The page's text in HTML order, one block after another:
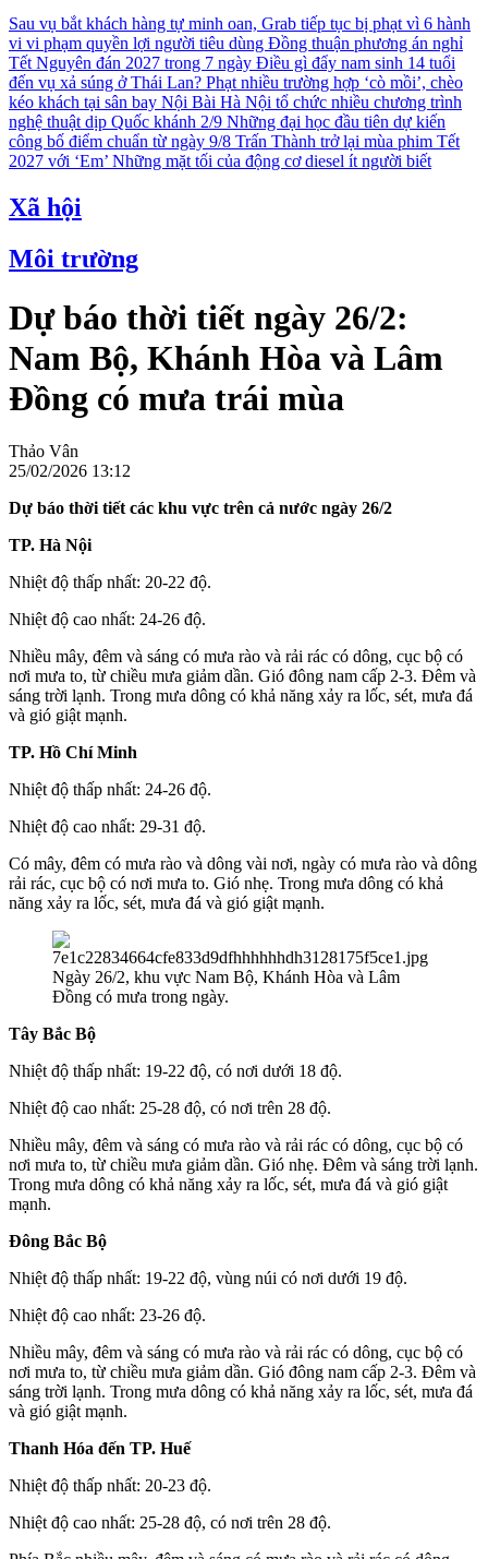
Sau vụ bắt khách hàng tự minh oan, Grab tiếp tục bị phạt vì 6 hành
vi vi phạm quyền lợi người tiêu dùng Đồng thuận phương án nghỉ
Tết Nguyên đán 2027 trong 7 ngày Điều gì đẩy nam sinh 14 tuổi
đến vụ xả súng ở Thái Lan? Phạt nhiều trường hợp ‘cò mồi’, chèo
kéo khách tại sân bay Nội Bài Hà Nội tổ chức nhiều chương trình
nghệ thuật dịp Quốc khánh 2/9 Những đại học đầu tiên dự kiến
công bố điểm chuẩn từ ngày 9/8 Trấn Thành trở lại mùa phim Tết
2027 với ‘Em’ Những mặt tối của động cơ diesel ít người biết
Xã hội
Môi trường
Dự báo thời tiết ngày 26/2:
Nam Bộ, Khánh Hòa và Lâm
Đồng có mưa trái mùa
Thảo Vân
25/02/2026 13:12
Dự báo thời tiết các khu vực trên cả nước ngày 26/2
TP. Hà Nội
Nhiệt độ thấp nhất: 20-22 độ.
Nhiệt độ cao nhất: 24-26 độ.
Nhiều mây, đêm và sáng có mưa rào và rải rác có dông, cục bộ có
nơi mưa to, từ chiều mưa giảm dần. Gió đông nam cấp 2-3. Đêm và
sáng trời lạnh. Trong mưa dông có khả năng xảy ra lốc, sét, mưa đá
và gió giật mạnh.
TP. Hồ Chí Minh
Nhiệt độ thấp nhất: 24-26 độ.
Nhiệt độ cao nhất: 29-31 độ.
Có mây, đêm có mưa rào và dông vài nơi, ngày có mưa rào và dông
rải rác, cục bộ có nơi mưa to. Gió nhẹ. Trong mưa dông có khả
năng xảy ra lốc, sét, mưa đá và gió giật mạnh.
Ngày 26/2, khu vực Nam Bộ, Khánh Hòa và Lâm
Đồng có mưa trong ngày.
Tây Bắc Bộ
Nhiệt độ thấp nhất: 19-22 độ, có nơi dưới 18 độ.
Nhiệt độ cao nhất: 25-28 độ, có nơi trên 28 độ.
Nhiều mây, đêm và sáng có mưa rào và rải rác có dông, cục bộ có
nơi mưa to, từ chiều mưa giảm dần. Gió nhẹ. Đêm và sáng trời lạnh.
Trong mưa dông có khả năng xảy ra lốc, sét, mưa đá và gió giật
mạnh.
Đông Bắc Bộ
Nhiệt độ thấp nhất: 19-22 độ, vùng núi có nơi dưới 19 độ.
Nhiệt độ cao nhất: 23-26 độ.
Nhiều mây, đêm và sáng có mưa rào và rải rác có dông, cục bộ có
nơi mưa to, từ chiều mưa giảm dần. Gió đông nam cấp 2-3. Đêm và
sáng trời lạnh. Trong mưa dông có khả năng xảy ra lốc, sét, mưa đá
và gió giật mạnh.
Thanh Hóa đến TP. Huế
Nhiệt độ thấp nhất: 20-23 độ.
Nhiệt độ cao nhất: 25-28 độ, có nơi trên 28 độ.